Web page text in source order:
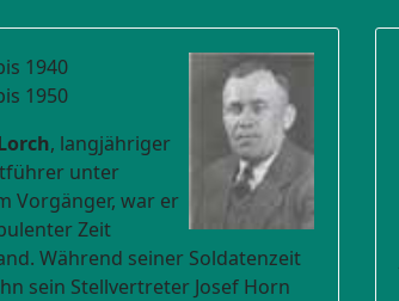
1940
1950
, langjähriger
unter
Vorgänger, war er
Zeit
Während seiner Soldatenzeit
sein Stellvertreter Josef Horn